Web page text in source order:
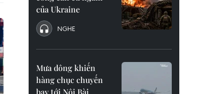
của Ukraine
NGHE
Mưa dông khiến
hàng chục chuyến
bay tới Nội Bài